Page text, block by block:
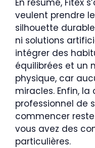
En résumé, Fitex
veulent prendre
silhouette
ni solutions
intégrer des
équilibrées et un
physique, car
miracles. Enfin, la
professionnel de
commencer
vous avez des
particulières.